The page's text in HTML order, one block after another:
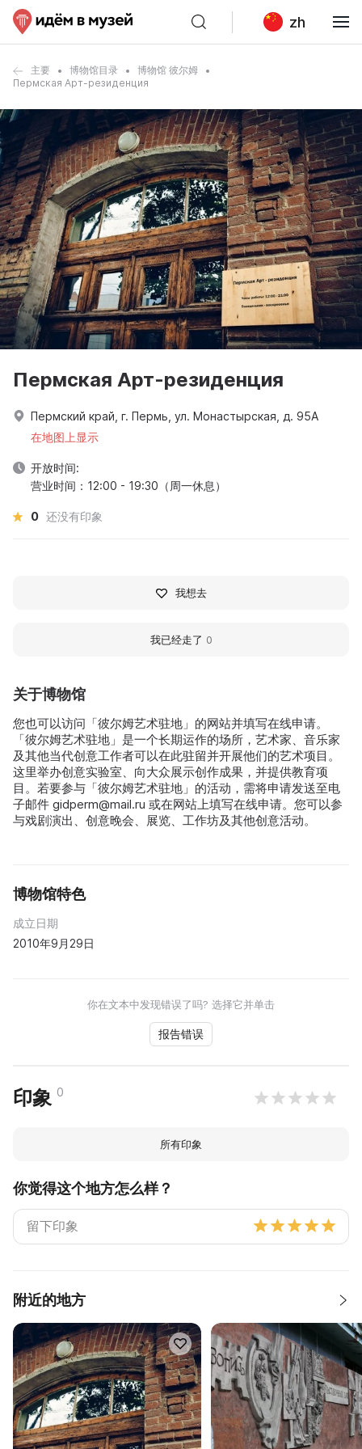
zh
主要 博物馆目录
博物馆 彼尔姆
Пермская Арт-резиденция
关于博物馆
您也可以访问「彼尔姆艺术驻地」的网站并填写在线申请。
「彼尔姆艺术驻地」是一个长期运作的场所，艺术家、音乐家
及其他当代创意工作者可以在此驻留并开展他们的艺术项目。
这里举办创意实验室、向大众展示创作成果，并提供教育项
目。若要参与「彼尔姆艺术驻地」的活动，需将申请发送至电
子邮件 gidperm@mail.ru 或在网站上填写在线申请。您可以参
与戏剧演出、创意晚会、展览、工作坊及其他创意活动。
博物馆特色
成立日期
2010年9月29日
你在文本中发现错误了吗? 选择它并单击
报告错误
印象 0
所有印象
你觉得这个地方怎么样？
附近的地方
Пермская Арт-резиденция
Пермский край, г. Пермь, ул. Монастырская, д. 95А
在地图上显示
开放时间:
营业时间：12:00 - 19:30（周一休息）
0 还没有印象
我想去
我已经走了 0